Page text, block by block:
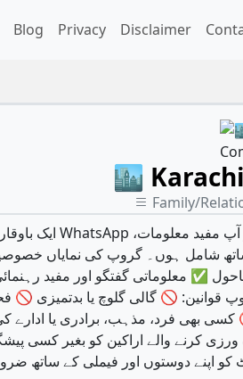
Blog Privacy Disclaimer
🏙️
Family/
ساتھ شامل ہوں۔ گروپ کی نمایاں
✅ معلوماتی گفتگو اور مفید
🚫 گالی گلوچ یا بدتمیزی 🚫
بھی فرد، مذہب، برادری یا ادارے
والے اراکین کو بغیر کسی پیشگی